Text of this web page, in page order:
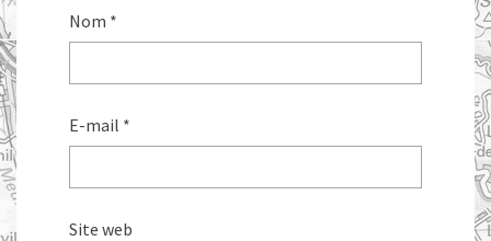
Nom *
E-mail *
Site web